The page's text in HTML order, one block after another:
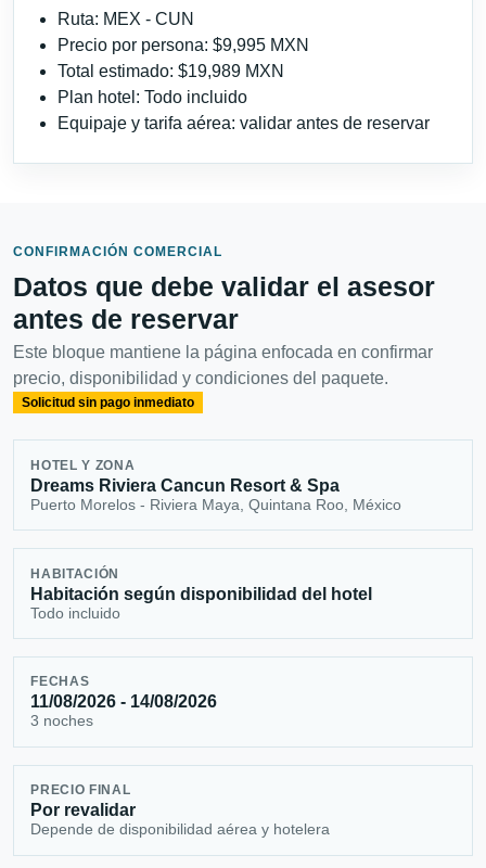
Ruta: MEX - CUN
Precio por persona: $9,995 MXN
Total estimado: $19,989 MXN
Plan hotel: Todo incluido
Equipaje y tarifa aérea: validar antes de reservar
CONFIRMACIÓN COMERCIAL
Datos que debe validar el asesor
antes de reservar
Este bloque mantiene la página enfocada en confirmar
precio, disponibilidad y condiciones del paquete.
Solicitud sin pago inmediato
HOTEL Y ZONA
Dreams Riviera Cancun Resort & Spa
Puerto Morelos - Riviera Maya, Quintana Roo, México
HABITACIÓN
Habitación según disponibilidad del hotel
Todo incluido
FECHAS
11/08/2026 - 14/08/2026
3 noches
PRECIO FINAL
Por revalidar
Depende de disponibilidad aérea y hotelera